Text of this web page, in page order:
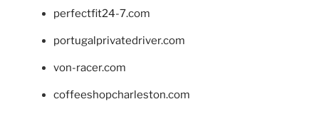
perfectfit24-7.com
portugalprivatedriver.com
von-racer.com
coffeeshopcharleston.com